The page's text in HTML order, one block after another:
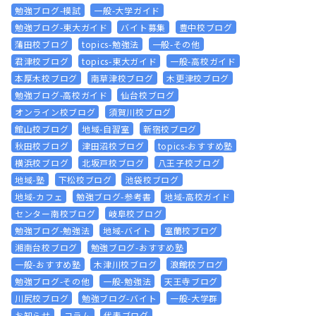
勉強ブログ-模試
一般-大学ガイド
勉強ブログ-東大ガイド
バイト募集
豊中校ブログ
蒲田校ブログ
topics-勉強法
一般-その他
君津校ブログ
topics-東大ガイド
一般-高校ガイド
本厚木校ブログ
南草津校ブログ
木更津校ブログ
勉強ブログ-高校ガイド
仙台校ブログ
オンライン校ブログ
須賀川校ブログ
館山校ブログ
地域-自習室
新宿校ブログ
秋田校ブログ
津田沼校ブログ
topics-おすすめ塾
横浜校ブログ
北坂戸校ブログ
八王子校ブログ
地域-塾
下松校ブログ
池袋校ブログ
地域-カフェ
勉強ブログ-参考書
地域-高校ガイド
センター南校ブログ
岐阜校ブログ
勉強ブログ-勉強法
地域-バイト
室蘭校ブログ
湘南台校ブログ
勉強ブログ-おすすめ塾
一般-おすすめ塾
木津川校ブログ
浪館校ブログ
勉強ブログ-その他
一般-勉強法
天王寺ブログ
川尻校ブログ
勉強ブログ-バイト
一般-大学群